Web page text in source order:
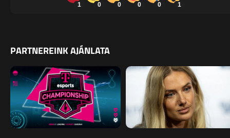
1 0 0 0 0 1
PARTNEREINK AJÁNLATA